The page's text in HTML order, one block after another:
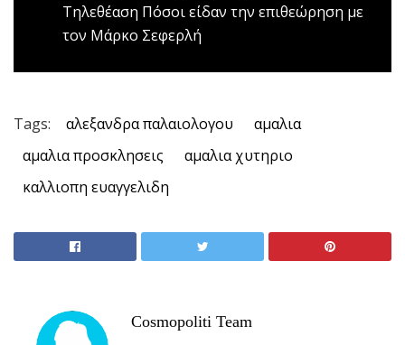
Τηλεθέαση Πόσοι είδαν την επιθεώρηση με
τον Μάρκο Σεφερλή
Tags: αλεξανδρα παλαιολογου
αμαλια
αμαλια προσκλησεις
αμαλια χυτηριο
καλλιοπη ευαγγελιδη
Cosmopoliti Team